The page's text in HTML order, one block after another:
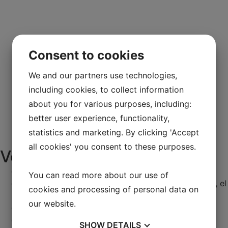
Ventajas
Se puede utilizar con todo tipo de dispositivos
Reduce los costes de las cargadoras sobre ruedas, el
gasóleo y la mano de obra
Reducir el impacto medioambiental
Aumenta la capacidad de almacenamiento
Consent to cookies
We and our partners use technologies,
including cookies, to collect information
about you for various purposes, including:
better user experience, functionality,
statistics and marketing. By clicking 'Accept
all cookies' you consent to these purposes.
You can read more about our use of
cookies and processing of personal data on
our website.
SHOW DETAILS